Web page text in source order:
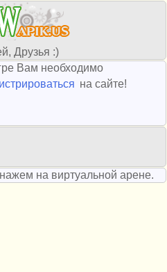
Друзья :)
Вам необходимо
на сайте!
на виртуальной арене.